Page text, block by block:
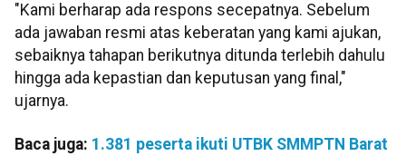
"Kami berharap ada respons secepatnya. Sebelum
ada jawaban resmi atas keberatan yang kami ajukan,
sebaiknya tahapan berikutnya ditunda terlebih dahulu
hingga ada kepastian dan keputusan yang final,"
ujarnya.
Baca juga: 1.381 peserta ikuti UTBK SMMPTN Barat